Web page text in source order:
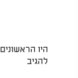
היו הראשונים
להגיב